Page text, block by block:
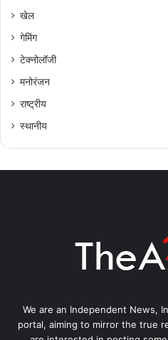
खेल
गेमिंग
टेक्नोलॉजी
मनोरंजन
राष्ट्रीय
स्थानीय
We are an Independent News,
portal, aiming to mirror the true